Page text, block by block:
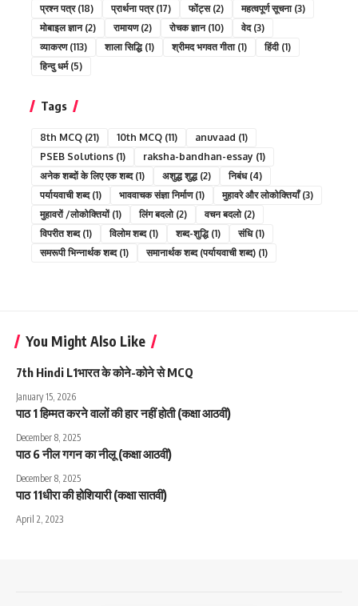
प्रश्न पत्र(18) प्रार्थना पत्र(17) फोंट्स(2) महत्वपूर्ण सूचना(3)
मोबाइल ज्ञान(2) रामायण(2) रोचक ज्ञान(10) वेद(3)
व्याकरण(113) शाला सिद्धि(1) श्रीमद भगवत गीता(1) हिंदी(1)
हिन्दु धर्म(5)
Tags
8th MCQ (21) 10th MCQ (11) anuvaad (1)
PSEB Solutions (1) raksha-bandhan-essay (1)
अनेक शब्दों के लिए एक शब्द(1) अशुद्ध शुद्ध(2) निबंध(4)
पर्यायवाची शब्द(1) भाववाचक संज्ञा निर्माण(1) मुहावरे और लोकोक्तियाँ(3)
मुहावरों /लोकोक्तियों(1) लिंग बदलो(2) वचन बदलो(2)
विपरीत शब्द(1) विलोम शब्द(1) शब्द-शुद्धि(1) संधि(1)
समरूपी भिन्नार्थक शब्द(1) समानार्थक शब्द (पर्यायवाची शब्द) (1)
You Might Also Like
7th Hindi L1भारत के कोने-कोने से MCQ
January 15, 2026
पाठ 1 हिम्मत करने वालों की हार नहीं होती (कक्षा आठवीं)
December 8, 2025
पाठ 6 नील गगन का नीलू (कक्षा आठवीं)
December 8, 2025
पाठ 11धीरा की होशियारी (कक्षा सातवीं)
April 2, 2023